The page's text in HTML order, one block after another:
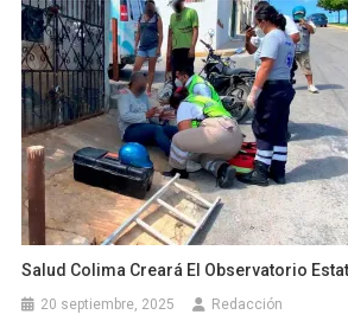
Salud Colima Creará El Observatorio
20 septiembre, 2025 Redacción